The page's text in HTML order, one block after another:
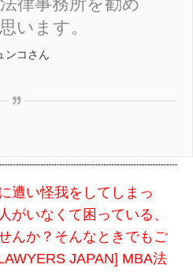
います。
ンコさん
遭い怪我をしてしまっ
がいなくて困っている、
んか？そんなときでもご
JAPAN] MBA法